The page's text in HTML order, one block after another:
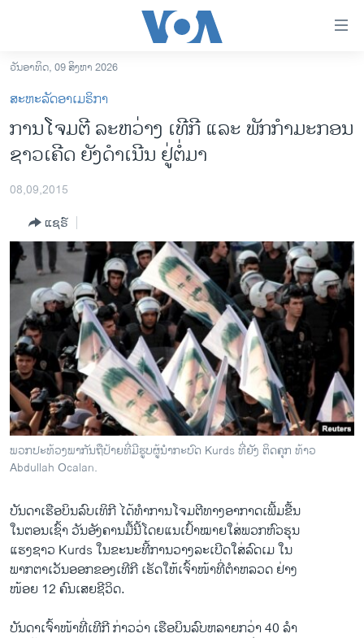
ເຂົ້າ
ຫາ
ຂ້າມ
ຂ້າມ
ຫາ
ອາເມຣິກາ
ການເລືອກຕັ້ງ ປະທານາທີບໍດີ ສະຫະລັດ 2024
ຂ່າວ​ຈີນ
ໂລກ
ເອເຊຍ
ອິດສະຫຼະພາບດ້ານການຂ່າວ
ຊີວິດຊາວລາວ
ຊຸມຊົນຊາວລາວ
ວິທະຍາສາດ-ເທັກໂນໂລຈີ
ທຸລະກິດ
ພາສາອັງກິດ
ວີດີໂອ
ລາຍການກະຈາຍສຽງ
ລາຍງານ
ຕິດຕາມພວກເຮົາ ທີ່
ພາສາຕ່າງໆ
ວັນອາທິດ, 09 ສິງຫາ 2026
ສະຫະລັດອາເມຣິກາ
ການໂຈມຕີ ລະຫວ່າງ ເທີກີ ແລະ ພັກກຳມະກອນ
ຊາວເຄີດ ຍັງດຳເນີນ ຢູ່ຕໍ່ມາ
08,09,2015
ແຊຣ໌
ພວກປະທ້ວງພາກັນຖືປ້າຍທີ່ມີຮູບຜູ້ນຳກະບົດ Kurds ທີ່ຍັງ ຕິດຄຸກ ທ້າວ
Abdullah Ocalan.
ບັນດາເຮືອບິນ​ລົບ​ເທິ​ກີ ​ໄດ້​ທຳ​ການ​ໂຈມ​ຕີ​ທາງ​ອາກາດ​ເພີ້​ມຂື້ນ
​ໃນ​ຕອນ​ເຊົ້າ ວັນ​ອັງຄານ​ມື້​ນີ້ໂດຍ​ແນເປົ້າໝາຍໃສ່ພວກ​ຫົວ​ຮຸນ​
ແຮງຊາວ Kurds ​ໃນ​ຂະນະ​ທີ້​ການວາງ​ລ​ະ​ເບີ​ດໃສ່​ລົດ​ເມ ໃນ​
ພາກ​ຕາ​ເວັນ​ອອກ​ຂອງ​ເທີ​ກີ ​ເຮັດ​ໃຫ້ເຈົ້າ​ໜ້າທີ່​ຕຳຫລວດ ຢ່າງ​
ໜ້ອຍ 12 ຄົນ​ເສຍ​ຊີວິດ.
ບັນດາ​ເຈົ້າ​ໜ້າ​ທີ່​ເທີ​ກີ ກ່າວ​ວ່າ ​ເຮືອບິນ​ລົບ​ຫລາຍ​ກວ່າ 40 ລໍາ​